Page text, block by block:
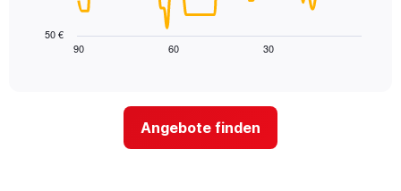
Wochentage
anzeigt.
folgende
Diagramm
90 60 30
50 €
Angebote finden